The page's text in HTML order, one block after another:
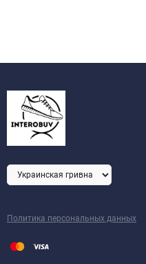
Политика персональных данных